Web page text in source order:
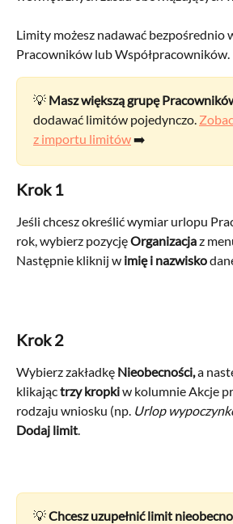
Limity możesz nadawać bezpośrednio
Pracowników lub Współpracowników.
💡 Masz większą grupę
dodawać limitów pojedynczo.
z importu limitów ➡️
Krok 1
Jeśli chcesz określić wymiar urlopu
rok, wybierz pozycję Organizacja z
Następnie kliknij w imię i nazwisko
Krok 2
Wybierz zakładkę Nieobecności, a
klikając trzy kropki w kolumnie Akcje
rodzaju wniosku (np. Urlop
Dodaj limit.
💡 Chcesz uzupełnić limit